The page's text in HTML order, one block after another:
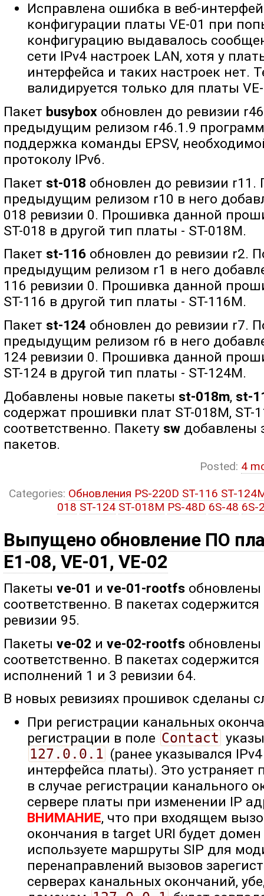
Исправлена ошибка в веб-
конфигурации платы VE-01 при
конфигурацию выдавалось
сети IPv4 настроек LAN, хотя у
интерфейса и таких настроек нет.
валидируется только для платы
Пакет busybox обновлен до ревизии
предыдущим релизом r46.1.9
поддержка команды EPSV,
протоколу IPv6.
Пакет st-018 обновлен до ревизии
предыдущим релизом r10 в него
018 ревизии 0. Прошивка данной
ST-018 в другой тип платы - ST-018M.
Пакет st-116 обновлен до ревизии r2.
предыдущим релизом r1 в него
116 ревизии 0. Прошивка данной
ST-116 в другой тип платы - ST-116M.
Пакет st-124 обновлен до ревизии r7.
предыдущим релизом r6 в него
124 ревизии 0. Прошивка данной
ST-124 в другой тип платы - ST-124M.
Добавлены новые пакеты st-018m, st-
содержат прошивки плат ST-018M, ST-
соответственно. Пакету sw добавлены
пакетов.
Posted: 4
Categories: Обновления PS-220D ST-116 ST-
018 ST-124 ST-018M PS-48D 6S-48 6S-
Выпущено обновление ПО
E1-08, VE-01, VE-02
Пакетыve-01 иve-01-rootfs
соответственно. В пакетах
ревизии 95.
Пакетыve-02 иve-02-rootfs
соответственно. В пакетах
исполнений 1 и 3 ревизии 64.
В новых ревизиях прошивок сделаны
При регистрации канальных
регистрации в поле Contact
127.0.0.1 (ранее указывался
интерфейса платы). Это
в случае регистрации канального
сервере платы при изменении IP
ВНИМАНИЕ, что при входящем
окончания в target URI будет
используете маршруты SIP для
перенаправлений вызовов
серверах канальных окончаний,